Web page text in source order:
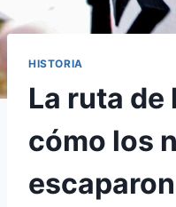
HISTORIA
La ruta de
cómo los